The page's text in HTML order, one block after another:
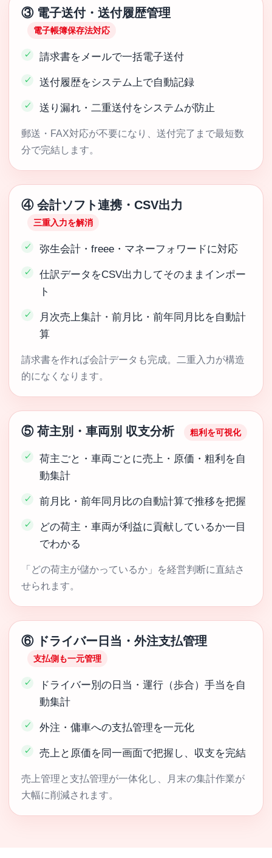
③ 電子送付・送付履歴管理
電子帳簿保存法対応
請求書をメールで一括電子送付
送付履歴をシステム上で自動記録
送り漏れ・二重送付をシステムが防止
郵送・FAX対応が不要になり、送付完了まで最短数
分で完結します。
④ 会計ソフト連携・CSV出力
三重入力を解消
弥生会計・freee・マネーフォワードに対応
仕訳データをCSV出力してそのままインポー
ト
月次売上集計・前月比・前年同月比を自動計
算
請求書を作れば会計データも完成。二重入力が構造
的になくなります。
⑤ 荷主別・車両別 収支分析 粗利を可視化
荷主ごと・車両ごとに売上・原価・粗利を自
動集計
前月比・前年同月比の自動計算で推移を把握
どの荷主・車両が利益に貢献しているか一目
でわかる
「どの荷主が儲かっているか」を経営判断に直結さ
せられます。
⑥ ドライバー日当・外注支払管理
支払側も一元管理
ドライバー別の日当・運行（歩合）手当を自
動集計
外注・傭車への支払管理を一元化
売上と原価を同一画面で把握し、収支を完結
売上管理と支払管理が一体化し、月末の集計作業が
大幅に削減されます。